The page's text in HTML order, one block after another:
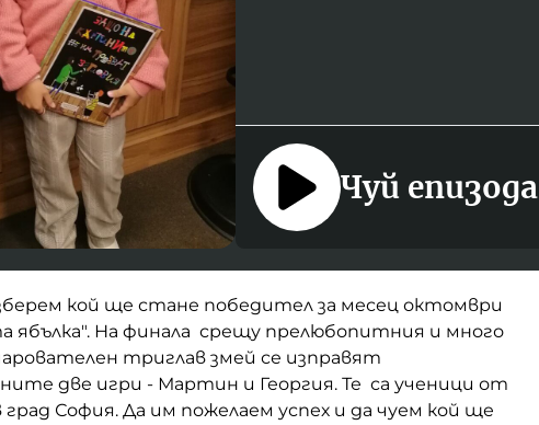
Чуй епизода
кой ще стане победител за месец октомври
ябълка". На финала срещу прелюбопитния и много
триглав змей се изправят
две игри - Мартин и Георгия. Те са ученици от
София. Да им пожелаем успех и да чуем кой ще